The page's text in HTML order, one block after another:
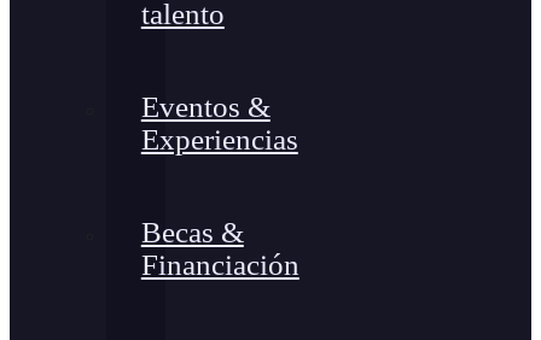
talento
Eventos &
Experiencias
Becas &
Financiación